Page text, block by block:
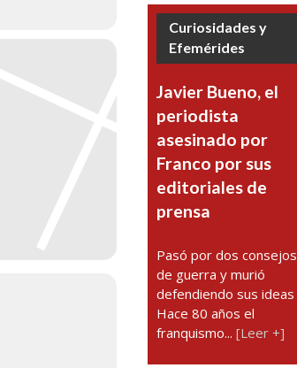
Curiosidades y
Efemérides
Javier Bueno, el
periodista
asesinado por
Franco por sus
editoriales de
prensa
Pasó por dos consejos
de guerra y murió
defendiendo sus ideas
Hace 80 años el
franquismo... [Leer +]